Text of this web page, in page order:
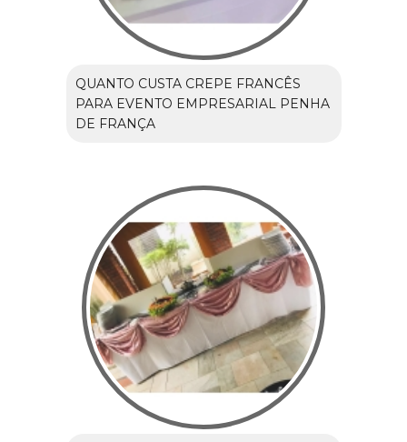
QUANTO CUSTA CREPE FRANCÊS
PARA EVENTO EMPRESARIAL PENHA
DE FRANÇA